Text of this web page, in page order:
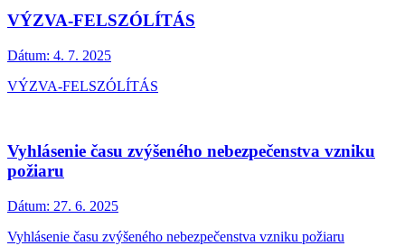
VÝZVA-FELSZÓLÍTÁS
Dátum: 4. 7. 2025
VÝZVA-FELSZÓLÍTÁS
Vyhlásenie času zvýšeného nebezpečenstva vzniku
požiaru
Dátum: 27. 6. 2025
Vyhlásenie času zvýšeného nebezpečenstva vzniku požiaru